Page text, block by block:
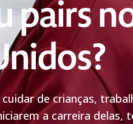
pairs
de crianças,
a carreira delas,